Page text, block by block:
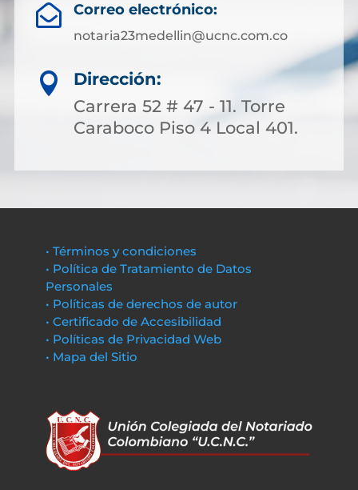
 Correo electrónico:
notaria23medellin@ucnc.com.co

Dirección:
Carrera 52 # 47 - 11. Torre
Caraboco Piso 4 Local 401.
• Términos y condiciones
• Política de Tratamiento de Datos
Personales
• Políticas de derechos de autor
• Certificado de Accesibilidad
• Políticas de Privacidad Web
• Mapa del Sitio